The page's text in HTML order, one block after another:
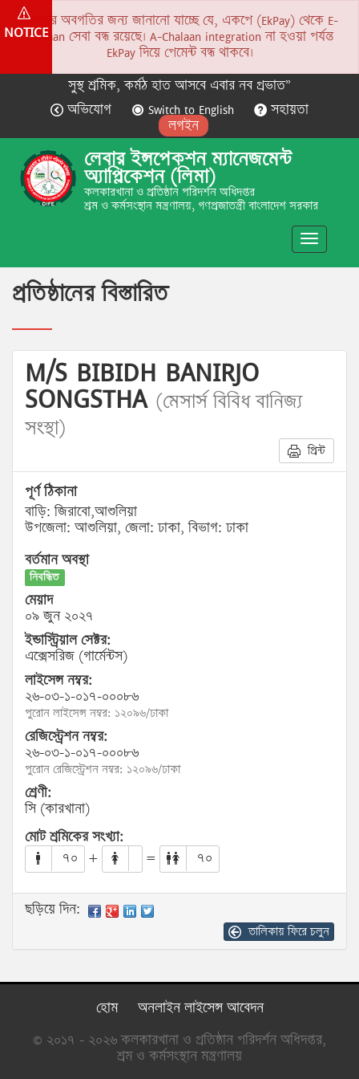
NOTICE
সকলের অবগতির জন্য জানানো যাচ্ছে যে, একপে (EkPay) থেকে E-
Chalaan সেবা বন্ধ রয়েছে। A-Chalaan integration না হওয়া পর্যন্ত
EkPay দিয়ে পেমেন্ট বন্ধ থাকবে।
সুস্থ শ্রমিক, কর্মঠ হাত আসবে এবার নব প্রভাত”
অভিযোগ
Switch to English
সহায়তা
লগইন
লেবার ইন্সপেকশন ম্যানেজমেন্ট
অ্যাপ্লিকেশন (লিমা)
কলকারখানা ও প্রতিষ্ঠান পরিদর্শন অধিদপ্তর
শ্রম ও কর্মসংস্থান মন্ত্রণালয়, গণপ্রজাতন্ত্রী বাংলাদেশ সরকার
Toggle
প্রতিষ্ঠানের বিস্তারিত
M/S BIBIDH BANIRJO
SONGSTHA (মেসার্স বিবিধ বানিজ্য
সংস্থা)
প্রিন্ট
পূর্ণ ঠিকানা
বাড়ি: জিরাবো,আশুলিয়া
উপজেলা: আশুলিয়া, জেলা: ঢাকা, বিভাগ: ঢাকা
বর্তমান অবস্থা
নিবন্ধিত
মেয়াদ
০৯ জুন ২০২৭
ইন্ডাস্ট্রিয়াল সেক্টর:
এক্সেসরিজ (গার্মেন্টস)
লাইসেন্স নম্বর:
২৬-০৩-১-০১৭-০০০৮৬
পুরোন লাইসেন্স নম্বর: ১২০৯৬/ঢাকা
রেজিস্ট্রেশন নম্বর:
২৬-০৩-১-০১৭-০০০৮৬
পুরোন রেজিস্ট্রেশন নম্বর: ১২০৯৬/ঢাকা
শ্রেণী:
সি (কারখানা)
মোট শ্রমিকের সংখ্যা:
৭০
+ = ৭০
ছড়িয়ে দিন:
তালিকায় ফিরে চলুন
হোম
অনলাইন লাইসেন্স আবেদন
© ২০১৭ - ২০২৬ কলকারখানা ও প্রতিষ্ঠান পরিদর্শন অধিদপ্তর,
শ্রম ও কর্মসংস্থান মন্ত্রণালয়